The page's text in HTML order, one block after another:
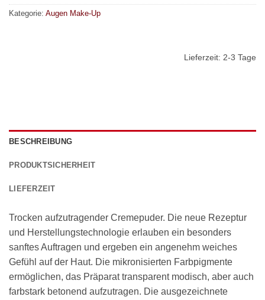
Kategorie: Augen Make-Up
Lieferzeit: 2-3 Tage
BESCHREIBUNG
PRODUKTSICHERHEIT
LIEFERZEIT
Trocken aufzutragender Cremepuder. Die neue Rezeptur
und Herstellungstechnologie erlauben ein besonders
sanftes Auftragen und ergeben ein angenehm weiches
Gefühl auf der Haut. Die mikronisierten Farbpigmente
ermöglichen, das Präparat transparent modisch, aber auch
farbstark betonend aufzutragen. Die ausgezeichnete